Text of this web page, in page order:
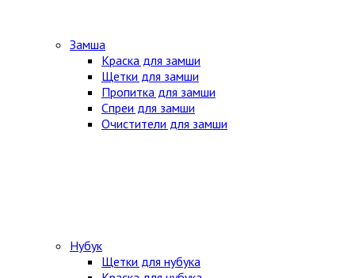
Замша
Краска для замши
Щетки для замши
Пропитка для замши
Спреи для замши
Очистители для замши
Нубук
Щетки для нубука